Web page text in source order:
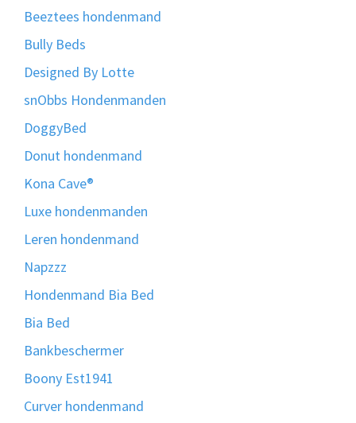
Beeztees hondenmand
Bully Beds
Designed By Lotte
snObbs Hondenmanden
DoggyBed
Donut hondenmand
Kona Cave®
Luxe hondenmanden
Leren hondenmand
Napzzz
Hondenmand Bia Bed
Bia Bed
Bankbeschermer
Boony Est1941
Curver hondenmand